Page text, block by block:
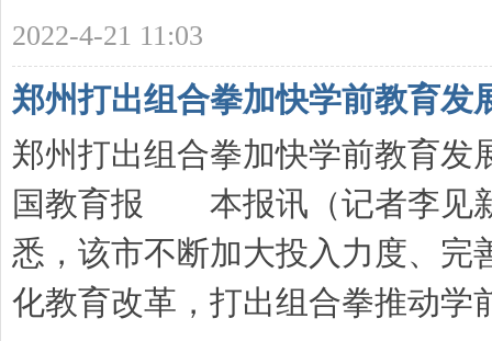
2022-4-21 11:03
郑州打出组合拳加快学前教育发
郑州打出组合拳加快学前教育发
国教育报 本报讯（记者李见
悉，该市不断加大投入力度、完
化教育改革，打出组合拳推动学